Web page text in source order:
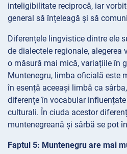
inteligibilitate reciprocă, iar
general să înțeleagă și să
Diferențele lingvistice dintre ele
de dialectele regionale,
o măsură mai mică, variațiile în
Muntenegru, limba oficială este
în esență aceeași limbă ca
diferențe în vocabular
culturali. În ciuda acestor
muntenegreană și sârbă se pot
Faptul 5: Muntenegru are mai